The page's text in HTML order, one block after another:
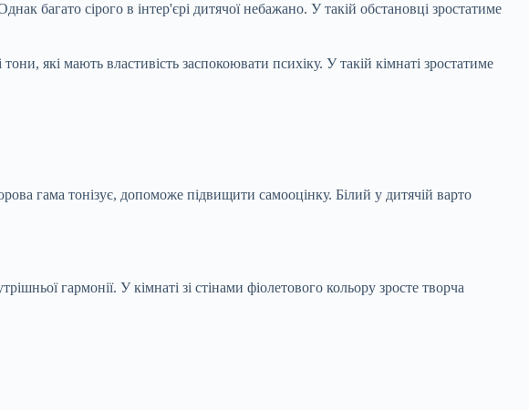
багато сірого в інтер'єрі дитячої небажано. У такій обстановці зростатиме
які мають властивість заспокоювати психіку. У такій кімнаті зростатиме
гама тонізує, допоможе підвищити самооцінку. Білий у дитячій варто
гармонії. У кімнаті зі стінами фіолетового кольору зросте творча